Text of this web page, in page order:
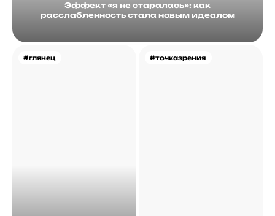
Эффект «я не старалась»: как
расслабленность стала новым идеалом
#глянец #точказрения